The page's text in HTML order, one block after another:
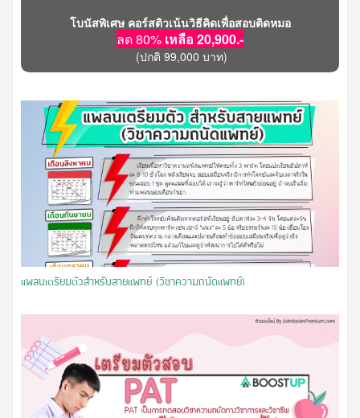
โบนัสพิเศษ คอร์สติวเน้นวิธีคิดเพื่อสอบติดหมอ
ลด 80% เหลือ 20,900.-
(ปกติ 99,000 บาท)
แพลนเตรียมตัวสำหรับสายแพทย์ (วิชาความถนัดแพทย์)